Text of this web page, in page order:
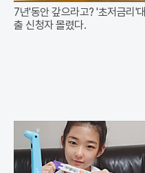
7년'동안 갚으라고? '초저금리'대
출 신청자 몰렸다.